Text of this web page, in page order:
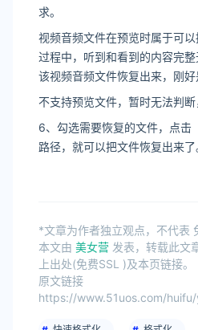
求。
视频音频文件在预览时属于可
过程中，听到和看到的内容完
该视频音频文件恢复出来，刚好
不支持预览文件，暂时无法判断
6、勾选需要恢复的文件，点击
路径，就可以把文件恢复出来了
*文章为作者独立观点，不代表
本文由 美女营 发表，转载此文
上出处(免费SSL )及本页链接。
原文链接
https://www.51uos.com/